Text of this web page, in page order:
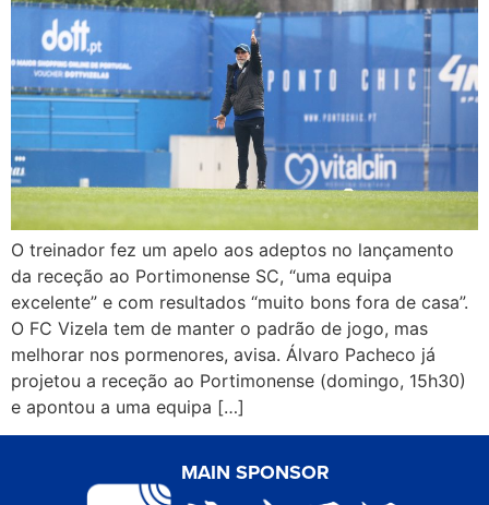
O treinador fez um apelo aos adeptos no lançamento
da receção ao Portimonense SC, “uma equipa
excelente” e com resultados “muito bons fora de casa”.
O FC Vizela tem de manter o padrão de jogo, mas
melhorar nos pormenores, avisa. Álvaro Pacheco já
projetou a receção ao Portimonense (domingo, 15h30)
e apontou a uma equipa […]
MAIN SPONSOR